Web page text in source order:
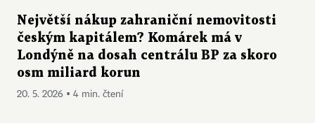
Největší nákup zahraniční nemovitosti
českým kapitálem? Komárek má v
Londýně na dosah centrálu BP za skoro
osm miliard korun
20. 5. 2026 ▪ 4 min. čtení